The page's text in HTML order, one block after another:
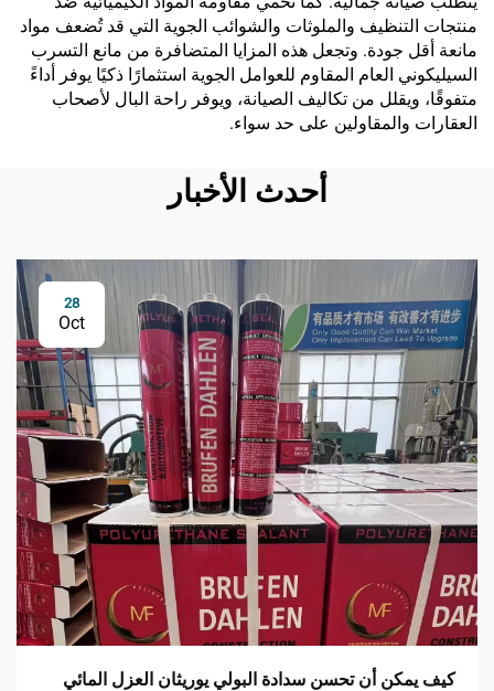
منتجات التنظيف والملوثات والشوائب الجوية التي قد تُضعف مواد
مانعة أقل جودة. وتجعل هذه المزايا المتضافرة من مانع التسرب
السيليكوني العام المقاوم للعوامل الجوية استثمارًا ذكيًا يوفر أداءً
متفوقًا، ويقلل من تكاليف الصيانة، ويوفر راحة البال لأصحاب
العقارات والمقاولين على حد سواء.
أحدث الأخبار
28
Oct
كيف يمكن أن تحسن سدادة البولي يوريثان العزل المائي